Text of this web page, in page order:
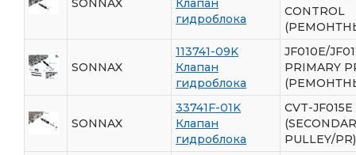
SONNAX
Клапан
гидроблока
CONTROL
SONNAX
113741-09K
Клапан
гидроблока
JF010E/
PRIMARY
SONNAX
33741F-01K
Клапан
гидроблока
CVT-JF015E
PULLEY/PR)